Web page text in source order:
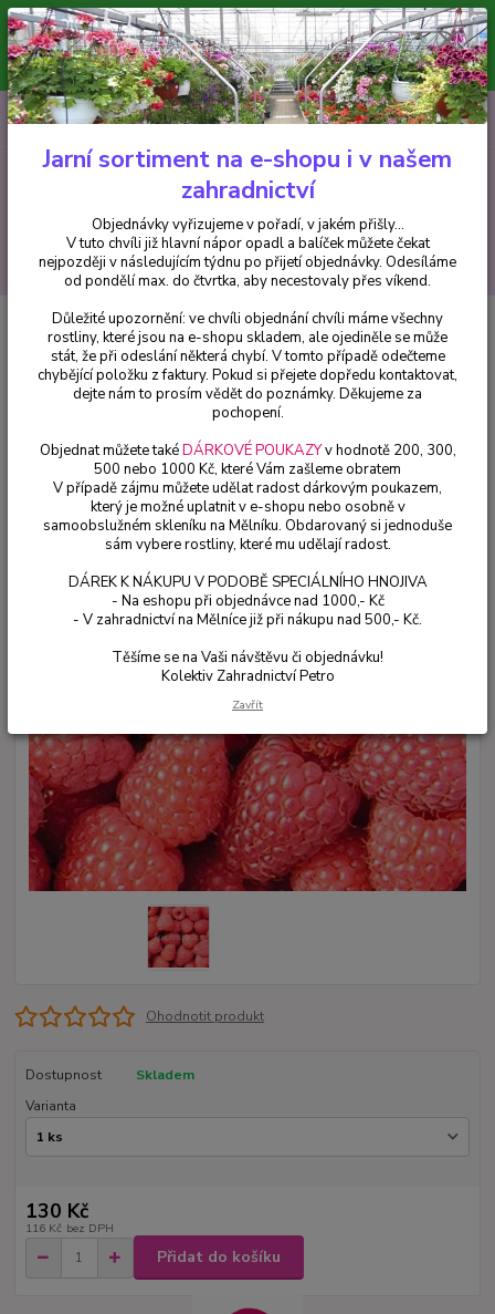
Minimální hodnota pro odeslání z e-shopu je 300 Kč.
V tuto chvíli již hlavní nápor objednávek opadl a balíček můžete čekat
nejpozději v následujícím týdnu po přijetí objednávky. Objednávky
vyřizujeme v pořadí, v jakém přišly...
CZK
Hledat
+420 602 223 614 0ks
za0 Kč
Drobné ovoce Rubus ideus Bohéme (Malina červená) - 1 ks
Rubus ideus Bohéme (Malina
červená) - 1 ks
Ohodnotit produkt
Dostupnost
Skladem
Varianta
130 Kč
116 Kč bez DPH
Přidat do košíku
Jarní sortiment na e-shopu i v našem
zahradnictví
Objednávky vyřizujeme v pořadí, v jakém přišly...
V tuto chvíli již hlavní nápor opadl a balíček můžete čekat
nejpozději v následujícím týdnu po přijetí objednávky. Odesíláme
od pondělí max. do čtvrtka, aby necestovaly přes víkend.
Důležité upozornění: ve chvíli objednání chvíli máme všechny
rostliny, které jsou na e-shopu skladem, ale ojediněle se může
stát, že při odeslání některá chybí. V tomto případě odečteme
chybějící položku z faktury. Pokud si přejete dopředu kontaktovat,
dejte nám to prosím vědět do poznámky. Děkujeme za
pochopení.
Objednat můžete takéDÁRKOVÉ POUKAZYv hodnotě 200, 300,
500 nebo 1000 Kč, které Vám zašleme obratem
V případě zájmu můžete udělat radost dárkovým poukazem,
který je možné uplatnit v e-shopu nebo osobně v
samoobslužném skleníku na Mělníku. Obdarovaný si jednoduše
sám vybere rostliny, které mu udělají radost.
DÁREK K NÁKUPU V PODOBĚ SPECIÁLNÍHO HNOJIVA
- Na eshopu při objednávce nad 1000,- Kč
- V zahradnictví na Mělníce již při nákupu nad 500,- Kč.
Těšíme se na Vaši návštěvu či objednávku!
Kolektiv Zahradnictví Petro
Zavřít